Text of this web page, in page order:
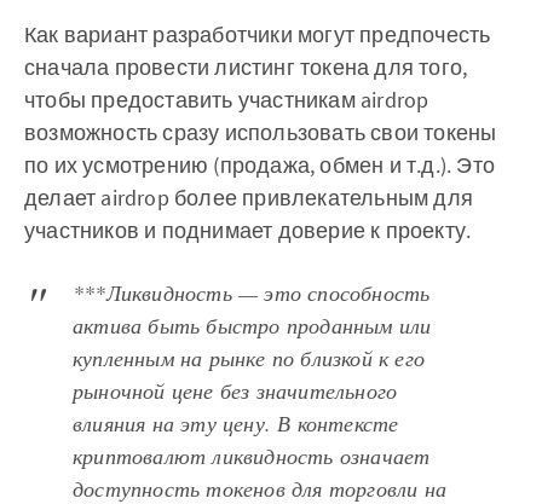
Как вариант разработчики могут предпочесть
сначала провести листинг токена для того,
чтобы предоставить участникам airdrop
возможность сразу использовать свои токены
по их усмотрению (продажа, обмен и т.д.). Это
делает airdrop более привлекательным для
участников и поднимает доверие к проекту.
***Ликвидность — это способность
актива быть быстро проданным или
купленным на рынке по близкой к его
рыночной цене без значительного
влияния на эту цену. В контексте
криптовалют ликвидность означает
доступность токенов для торговли на